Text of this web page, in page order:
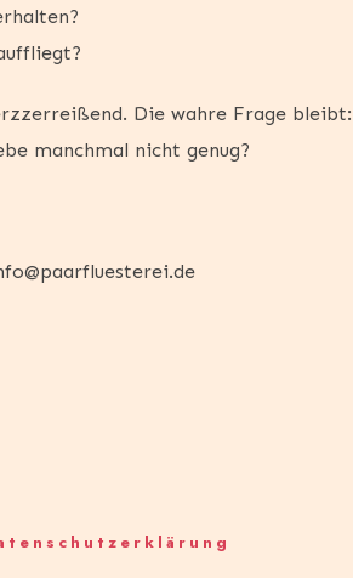
Die wahre Frage bleibt:
manchmal nicht genug?